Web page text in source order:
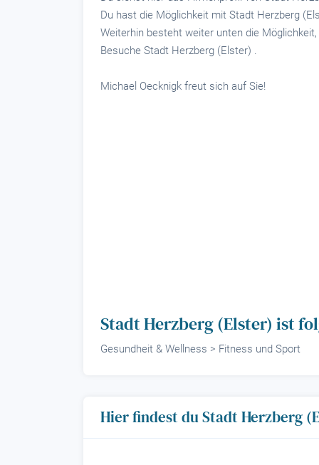
Du hast die Möglichkeit mit Stadt Herzberg
Weiterhin besteht weiter unten die
Besuche Stadt Herzberg (Elster) .
Michael Oecknigk freut sich auf Sie!
Stadt Herzberg (Elster) ist
Gesundheit & Wellness > Fitness und Sport
Hier findest du Stadt Herzberg